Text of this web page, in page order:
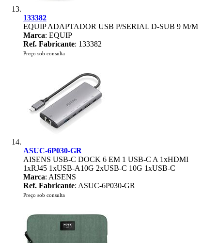
133382
EQUIP ADAPTADOR USB P/SERIAL D-SUB 9 M/M
Marca: EQUIP
Ref. Fabricante: 133382
Preço sob consulta
ASUC-6P030-GR
AISENS USB-C DOCK 6 EM 1 USB-C A 1xHDMI
1xRJ45 1xUSB-A10G 2xUSB-C 10G 1xUSB-C
Marca: AISENS
Ref. Fabricante: ASUC-6P030-GR
Preço sob consulta